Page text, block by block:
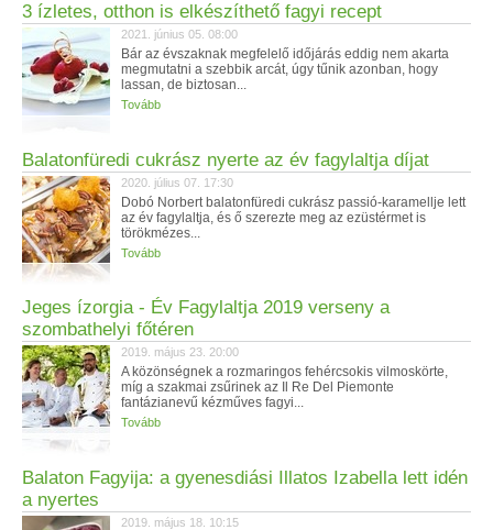
3 ízletes, otthon is elkészíthető fagyi recept
2021. június 05. 08:00
Bár az évszaknak megfelelő időjárás eddig nem akarta
megmutatni a szebbik arcát, úgy tűnik azonban, hogy
lassan, de biztosan...
Tovább
Balatonfüredi cukrász nyerte az év fagylaltja díjat
2020. július 07. 17:30
Dobó Norbert balatonfüredi cukrász passió-karamellje lett
az év fagylaltja, és ő szerezte meg az ezüstérmet is
törökmézes...
Tovább
Jeges ízorgia - Év Fagylaltja 2019 verseny a
szombathelyi főtéren
2019. május 23. 20:00
A közönségnek a rozmaringos fehércsokis vilmoskörte,
míg a szakmai zsűrinek az Il Re Del Piemonte
fantázianevű kézműves fagyi...
Tovább
Balaton Fagyija: a gyenesdiási Illatos Izabella lett idén
a nyertes
2019. május 18. 10:15